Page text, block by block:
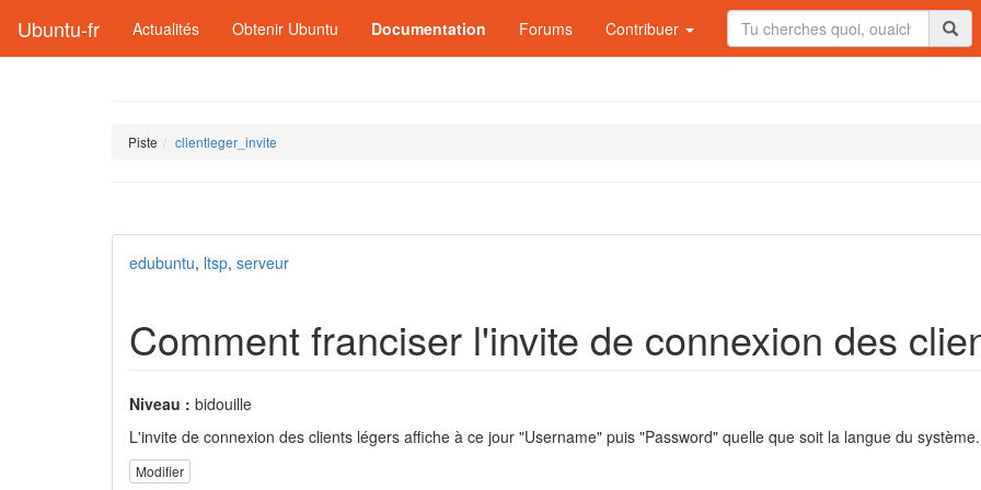
Ubuntu-fr Actualités Obtenir Ubuntu Documentation Forums Contribuer
Piste clientleger_invite
edubuntu, ltsp, serveur
Comment franciser l'invite de connexion des
Niveau : bidouille
L'invite de connexion des clients légers affiche à ce jour "Username" puis "Password" quelle que soit la langue du système.
Modifier